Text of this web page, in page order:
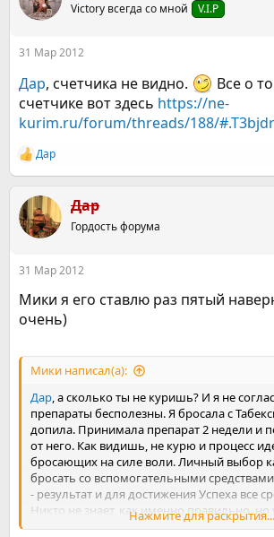
Victory всегда со мной V.I.P
31 Мар 2012
Дар, счетчика не видно.
Все о
счетчике вот здесь https://ne-
kurim.ru/forum/threads/188/
Р
е
к
ц
и
Дар
Дар
Гордость форума
31 Мар 2012
Мики я его ставлю раз пятый
очень)
Мики написал(а):
Дар, а сколько ты не куришь? И я не
препараты бесполезны. Я бросала с
допила. Принимала препарат 2 недели и
от него. Как видишь, не курю и процесс
бросающих на силе воли. Личный выбор
бросать со вспомогательными
- результат и для достижения Успеха все
Никто не знает, как именно правильно, но
путь.
Нажмите для раскрытия...